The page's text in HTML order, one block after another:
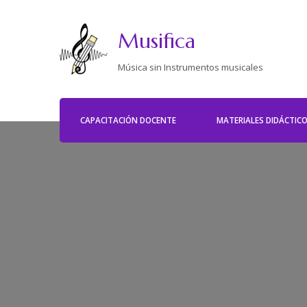
Musifica
Música sin Instrumentos musicales
CAPACITACIÓN DOCENTE MATERIALES